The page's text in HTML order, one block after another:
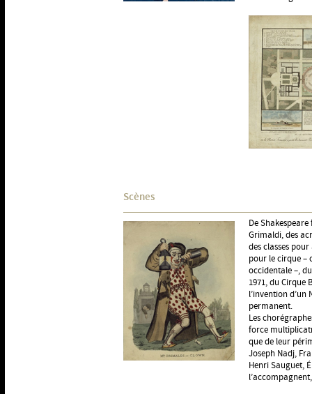
Scènes
De
Grimaldi, des
des classes
pour le cirque –
occidentale –,
1971, du Cirque
l’invention
permanent.
Les
force
que de leur
Joseph Nadj,
Henri Sauguet,